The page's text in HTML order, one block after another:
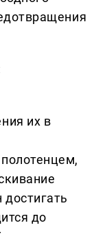
их в
до